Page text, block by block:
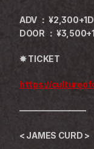
ADV ： ¥2,300+1D
DOOR ：
✸ TICKET
https://
————————
< JAMES CURD >